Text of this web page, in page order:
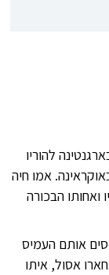
1929 ברוסריו שבארגנטינה להוריו
אמו חיה
ואחותו הבכורה
אותם העמיס
אסול, איתו